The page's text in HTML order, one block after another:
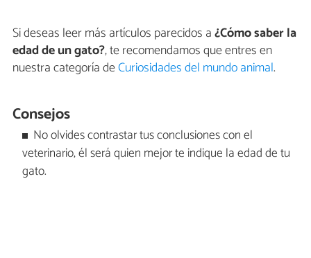
Si deseas leer más artículos parecidos a¿Cómo saber la
edad de un gato?, te recomendamos que entres en
nuestra categoría deCuriosidades del mundo animal.
Consejos
No olvides contrastar tus conclusiones con el
veterinario, él será quien mejor te indique la edad de tu
gato.